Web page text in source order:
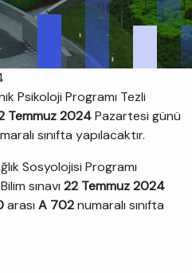
Psikoloji Programı Tezli
Temmuz 2024Pazartesi günü
sınıfta yapılacaktır.
Sosyolojisi Programı
sınavı 22 Temmuz 2024
arası A 702numaralı sınıfta